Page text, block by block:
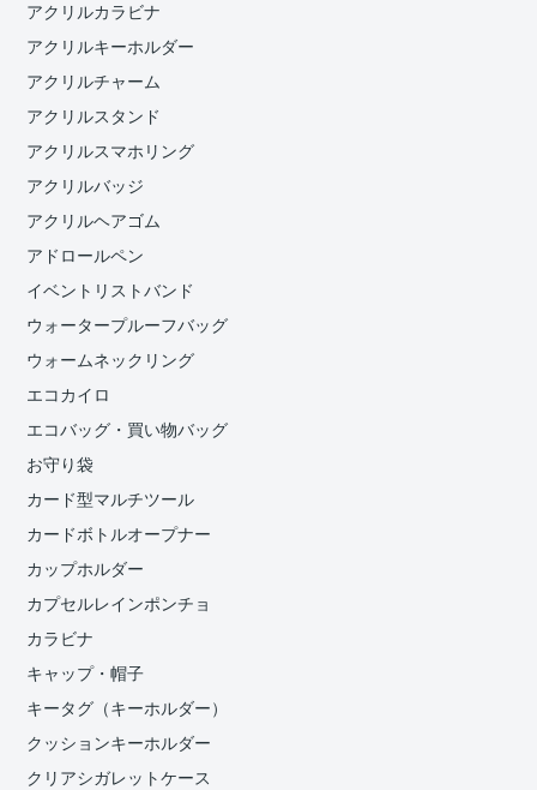
アクリルカラビナ
アクリルキーホルダー
アクリルチャーム
アクリルスタンド
アクリルスマホリング
アクリルバッジ
アクリルヘアゴム
アドロールペン
イベントリストバンド
ウォータープルーフバッグ
ウォームネックリング
エコカイロ
エコバッグ・買い物バッグ
お守り袋
カード型マルチツール
カードボトルオープナー
カップホルダー
カプセルレインポンチョ
カラビナ
キャップ・帽子
キータグ（キーホルダー）
クッションキーホルダー
クリアシガレットケース